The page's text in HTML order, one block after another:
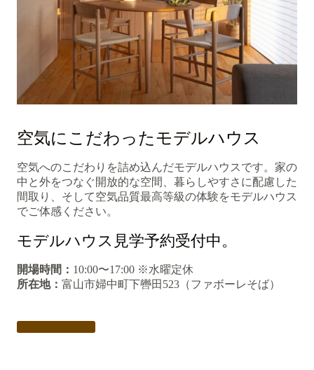
空気にこだわったモデルハウス
空気へのこだわりを詰め込んだモデルハウスです。家の
中と外をつなぐ開放的な空間、暮らしやすさに配慮した
間取り、そして空気品質最高等級の体験をモデルハウス
でご体感ください。
モデルハウス見学予約受付中。
開場時間： 10:00〜17:00 ※水曜定休
所在地： 富山市婦中町下轡田523（ファボーレそば）